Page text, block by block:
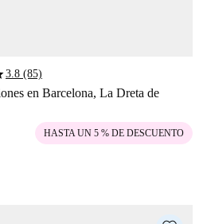
3.8 (85)
en Barcelona, La Dreta de
HASTA UN 5 % DE DESCUENTO